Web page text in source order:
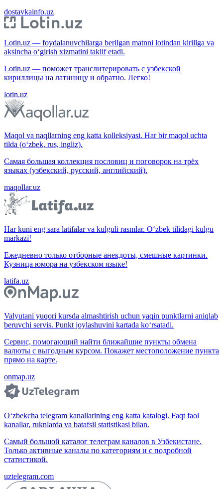
dostavkainfo.uz
Lotin.uz — foydalanuvchilarga berilgan matnni lotindan kirillga va
aksincha o‘girish xizmatini taklif etadi.
Lotin.uz — поможет транслитерировать с узбекской
кириллицы на латиницу и обратно. Легко!
lotin.uz
Maqol va naqllarning eng katta kolleksiyasi. Har bir maqol uchta
tilda (o‘zbek, rus, ingliz).
Самая большая коллекция пословиц и поговорок на трёх
языках (узбекский, русский, английский).
maqollar.uz
Har kuni eng sara latifalar va kulguli rasmlar. O‘zbek tilidagi kulgu
markazi!
Ежедневно только отборные анекдоты, смешные картинки.
Кузница юмора на узбекском языке!
latifa.uz
Valyutani yuqori kursda almashtirish uchun yaqin punktlarni aniqlab
beruvchi servis. Punkt joylashuvini kartada ko‘rsatadi.
Сервис, помогающий найти ближайшие пункты обмена
валюты с выгодным курсом. Покажет местоположение пункта
прямо на карте.
onmap.uz
O‘zbekcha telegram kanallarining eng katta katalogi. Faqt faol
kanallar, ruknlarda va batafsil statistikasi bilan.
Самый большой каталог телеграм каналов в Узбекистане.
Только активные каналы по категориям и с подробной
статистикой.
uztelegram.com